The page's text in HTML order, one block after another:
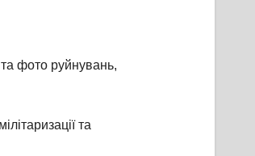
та фото руйнувань,
та